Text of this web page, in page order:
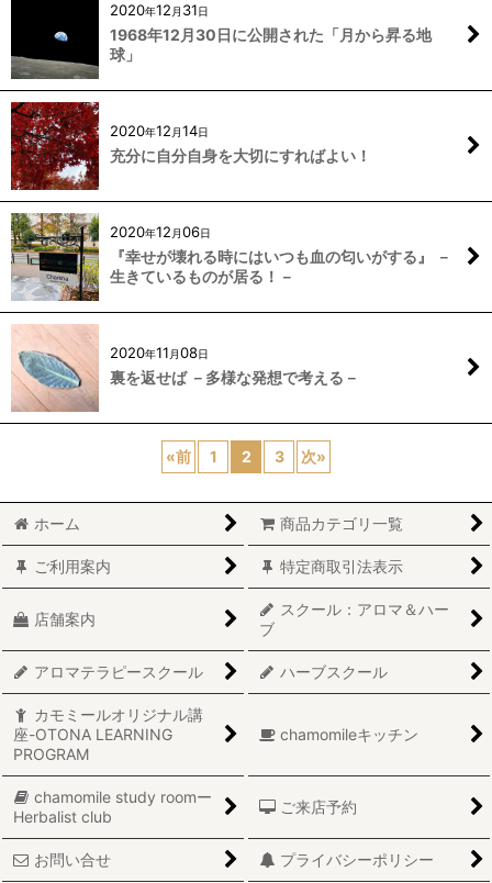
2020年12 月 31日
1968年12月30日に公開された「月から昇る地
球」
2020年12 月14日
充分に自分自身を大切にすればよい！
2020年12 月06日
『幸せが壊れる時にはいつも血の匂いがする』 －
生きているものが居る！－
2020年11 月08日
裏を返せば －多様な発想で考える－
«前 1 2 3 次»
ホーム 商品カテゴリ一覧
ご利用案内 特定商取引法表示
店舗案内
スクール：アロマ＆ハー
ブ
アロマテラピースクール ハーブスクール
カモミールオリジナル講
座-OTONA LEARNING
PROGRAM
chamomileキッチン
chamomile study roomー
Herbalist club
ご来店予約
お問い合せ プライバシーポリシー